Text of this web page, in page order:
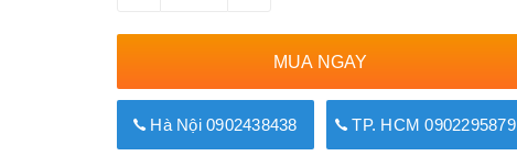
MUA NGAY
Hà Nội 0902438438 TP. HCM 0902295879